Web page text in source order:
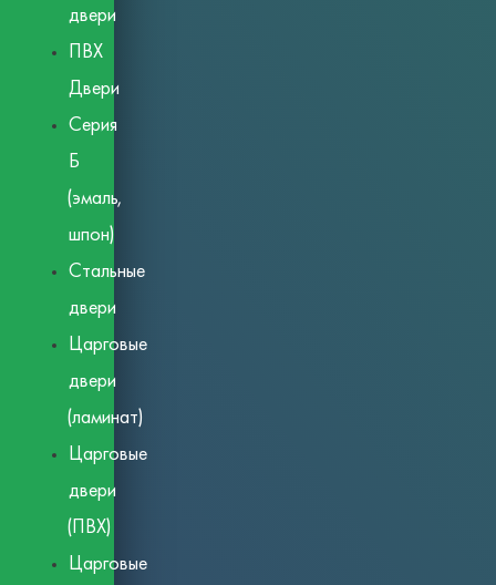
двери
ПВХ
Двери
Серия
Б
(эмаль,
шпон)
Стальные
двери
Царговые
двери
(ламинат)
Царговые
двери
(ПВХ)
Царговые